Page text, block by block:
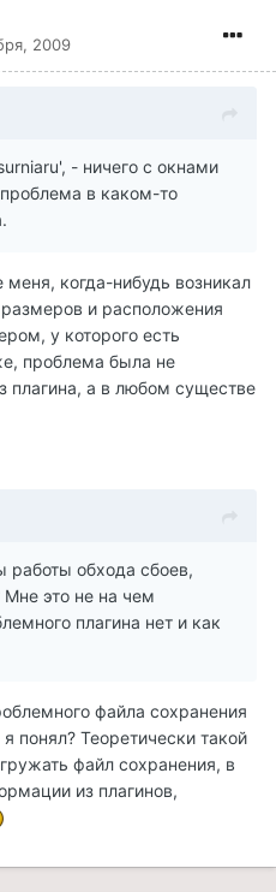
2009
- ничего с окнами
в каком-то
когда-нибудь возникал
и расположения
у которого есть
проблема была не
плагина, а в любом существе
работы обхода сбоев,
Мне это не на чем
плагина нет и как
файла сохранения
понял? Теоретически такой
файл сохранения, в
из плагинов,